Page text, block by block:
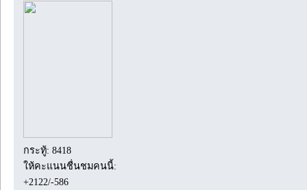
กระทู้: 8418
ให้คะแนนชื่นชมคนนี้:
+2122/-586